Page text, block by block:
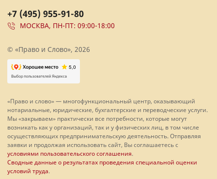
+7 (495) 955-91-80
МОСКВА, ПН-ПТ: 09:00-18:00
© «Право и Слово», 2026
«Право и слово» — многофункциональный центр, оказывающий
нотариальные, юридические, бухгалтерские и переводческие услуги.
Мы «закрываем» практически все потребности, которые могут
возникать как у организаций, так и у физических лиц, в том числе
осуществляющих предпринимательскую деятельность. Отправляя
заявки и продолжая использовать сайт, Вы соглашаетесь с
условиями пользовательского соглашения.
Сводные данные о результатах проведения специальной оценки
условий труда.